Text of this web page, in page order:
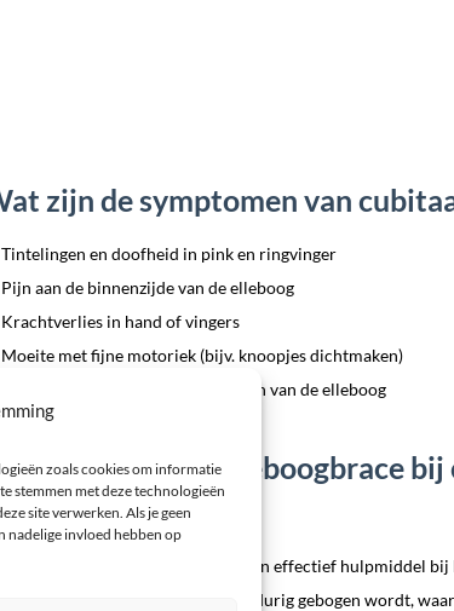
zoals cookies om informatie
stemmen met deze technologieën
site verwerken. Als je geen
nadelige invloed hebben op
zijn de symptomen van
Tintelingen en doofheid in pink en ringvinger
Pijn aan de binnenzijde van de elleboog
Krachtverlies in hand of vingers
Moeite met fijne motoriek (bijv. knoopjes dichtmaken)
Verergering van klachten bij buigen van de elleboog
elleboogbrace
elleboogbrace of nachtspalk is een effectief hulpmiddel
voorkomt dat de elleboog langdurig gebogen wordt,